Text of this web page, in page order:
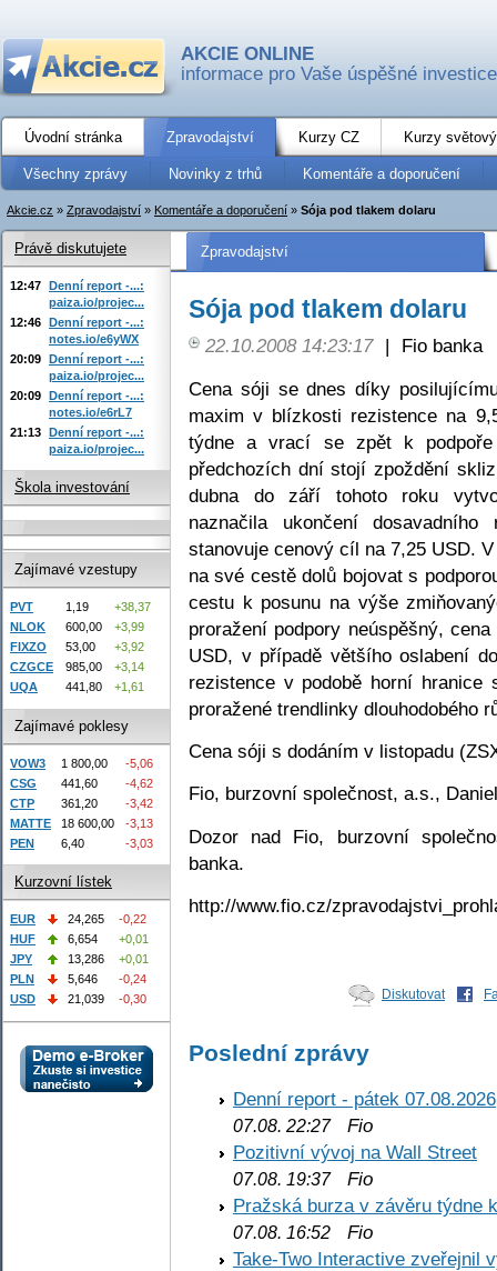
AKCIE ONLINE
informace pro Vaše úspěšné investice
Úvodní stránka Zpravodajství Kurzy CZ Kurzy
Všechny zprávy Novinky z trhů Komentáře a doporučení
Akcie.cz » Zpravodajství » Komentáře a doporučení » Sója pod tlakem dolaru
Zpravodajství
Sója pod tlakem dolaru
22.10.2008 14:23:17 |
Fio banka
Cena sóji se dnes díky
maxim v blízkosti rezistence na
týdne a vrací se zpět k
předchozích dní stojí zpoždění
dubna do září tohoto roku
naznačila ukončení
stanovuje cenový cíl na 7,25 USD.
na své cestě dolů bojovat s
cestu k posunu na výše
proražení podpory neúspěšný,
USD, v případě většího oslabení
rezistence v podobě horní hranice
proražené trendlinky dlouhodobého
Cena sóji s dodáním v listopadu
Fio, burzovní společnost, a.s.,
Dozor nad Fio, burzovní
banka.
http://www.fio.cz/
Diskutovat
Poslední zprávy
Denní report - pátek 07.08.2026
07.08. 22:27Fio
Pozitivní vývoj na Wall Street
07.08. 19:37Fio
Pražská burza v závěru týdne
07.08. 16:52 Fio
Take-Two Interactive zveřejnil
Právě diskutujete
12:47 Denní report -...:
paiza.io/projec...
12:46 Denní report -...:
notes.io/e6yWX
20:09 Denní report -...:
paiza.io/projec...
20:09 Denní report -...:
notes.io/e6rL7
21:13 Denní report -...:
paiza.io/projec...
Škola investování
Zajímavé vzestupy
PVT 1,19
+38,37
NLOK
600,00
+3,99
FIXZO
53,00
+3,92
CZGCE
985,00
+3,14
UQA
441,80 +1,61
Zajímavé poklesy
VOW3 1 800,00
-5,06
CSG
441,60
-4,62
CTP
361,20
-3,42
MATTE
18 600,00
-3,13
PEN
6,40 -3,03
Kurzovní lístek
EUR 24,265
-0,22
HUF
6,654
+0,01
JPY
13,286
+0,01
PLN
5,646
-0,24
USD
21,039 -0,30